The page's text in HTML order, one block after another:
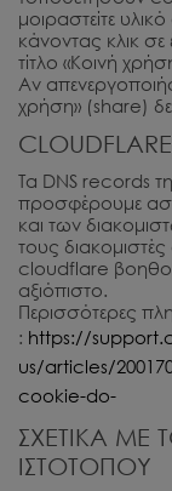
μοιραστείτε
κάνοντας κλικ
τίτλο «Κοινή
Αν
χρήση» (share)
Τα DNS records
προσφέρουμε
και των
τους
cloudflare
αξιόπιστο.
Περισσότερες
: https://
us/articles/
cookie-do-
ΣΧΕΤΙΚΑ ΜΕ
ΙΣΤΟΤΟΠΟΥ